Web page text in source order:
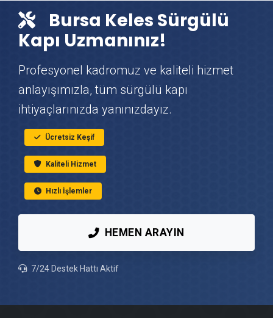
Keles Vinç Kiralama
Keles Çatı Ustası
Keles Fayans & Seramik Ustası
Keles Prefabrik Ev Yapımı
Keles Ahşap Ev Yapımı
Keles Peyzaj Hizmetleri
Keles Mantolama Ustası
Keles Şömine Yapımı
Bursa Keles Sürgülü
Kapı Uzmanınız!
Profesyonel kadromuz ve kaliteli hizmet
anlayışımızla, tüm sürgülü kapı
ihtiyaçlarınızda yanınızdayız.
Ücretsiz Keşif
Kaliteli Hizmet
Hızlı İşlemler
HEMEN ARAYIN
7/24 Destek Hattı Aktif